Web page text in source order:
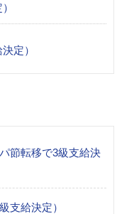
定）
節転移で3級支給決
支給決定）